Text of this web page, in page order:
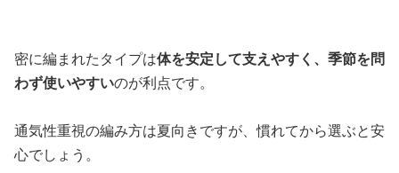
密に編まれたタイプは体を安定して支えやすく、季節を問
わず使いやすいのが利点です。
通気性重視の編み方は夏向きですが、慣れてから選ぶと安
心でしょう。